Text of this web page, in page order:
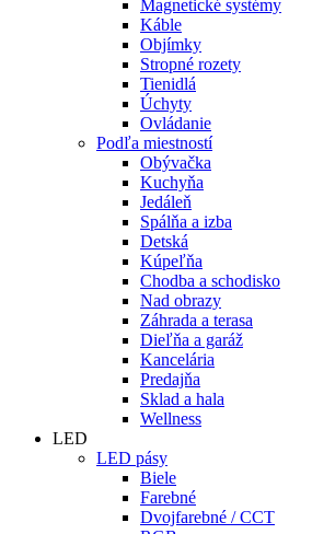
Magnetické systémy
Káble
Objímky
Stropné rozety
Tienidlá
Úchyty
Ovládanie
Podľa miestností
Obývačka
Kuchyňa
Jedáleň
Spálňa a izba
Detská
Kúpeľňa
Chodba a schodisko
Nad obrazy
Záhrada a terasa
Dieľňa a garáž
Kancelária
Predajňa
Sklad a hala
Wellness
LED
LED pásy
Biele
Farebné
Dvojfarebné / CCT